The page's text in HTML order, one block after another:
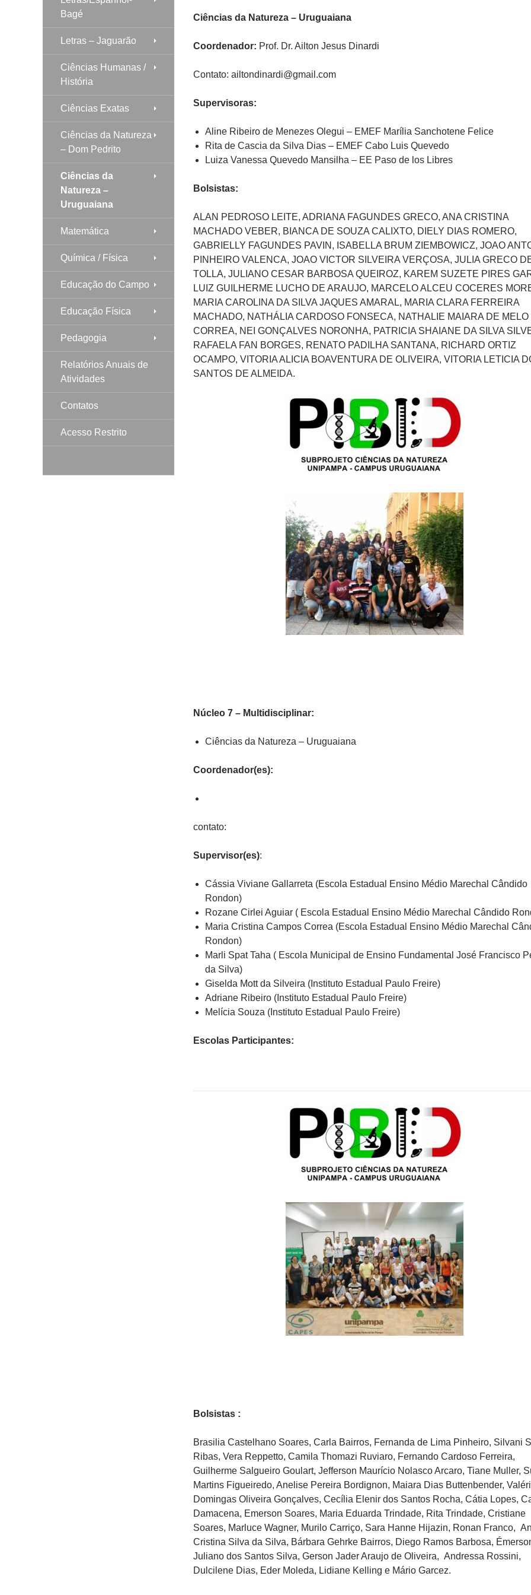
Ciências da Natureza – Uruguaiana
Coordenador: Prof. Dr. Ailton Jesus Dinardi
Contato: ailtondinardi@gmail.com
Supervisoras:
Aline Ribeiro de Menezes Olegui – EMEF Marília Sanchotene Felice
Rita de Cascia da Silva Dias – EMEF Cabo Luis Quevedo
Luiza Vanessa Quevedo Mansilha – EE Paso de los Libres
Bolsistas:
ALAN PEDROSO LEITE, ADRIANA FAGUNDES GRECO, ANA CRISTINA
MACHADO VEBER, BIANCA DE SOUZA CALIXTO, DIELY DIAS ROMERO,
GABRIELLY FAGUNDES PAVIN, ISABELLA BRUM ZIEMBOWICZ, JOAO
PINHEIRO VALENCA, JOAO VICTOR SILVEIRA VERÇOSA, JULIA GRECO
TOLLA, JULIANO CESAR BARBOSA QUEIROZ, KAREM SUZETE PIRES
LUIZ GUILHERME LUCHO DE ARAUJO, MARCELO ALCEU COCERES
MARIA CAROLINA DA SILVA JAQUES AMARAL, MARIA CLARA FERREIRA
MACHADO, NATHÁLIA CARDOSO FONSECA, NATHALIE MAIARA DE MELO
CORREA, NEI GONÇALVES NORONHA, PATRICIA SHAIANE DA SILVA
RAFAELA FAN BORGES, RENATO PADILHA SANTANA, RICHARD ORTIZ
OCAMPO, VITORIA ALICIA BOAVENTURA DE OLIVEIRA, VITORIA LETICIA
SANTOS DE ALMEIDA.
Núcleo 7 – Multidisciplinar:
Ciências da Natureza – Uruguaiana
Coordenador(es):
contato:
Supervisor(es):
Cássia Viviane Gallarreta (Escola Estadual Ensino Médio Marechal Cândido
Rondon)
Rozane Cirlei Aguiar ( Escola Estadual Ensino Médio Marechal Cândido
Maria Cristina Campos Correa (Escola Estadual Ensino Médio Marechal
Rondon)
Marli Spat Taha ( Escola Municipal de Ensino Fundamental José Francisco
da Silva)
Giselda Mott da Silveira (Instituto Estadual Paulo Freire)
Adriane Ribeiro (Instituto Estadual Paulo Freire)
Melícia Souza (Instituto Estadual Paulo Freire)
Escolas Participantes:
Bolsistas :
Brasilia Castelhano Soares, Carla Bairros, Fernanda de Lima Pinheiro, Silvani
Ribas, Vera Reppetto, Camila Thomazi Ruviaro, Fernando Cardoso Ferreira,
Guilherme Salgueiro Goulart, Jefferson Maurício Nolasco Arcaro, Tiane Muller,
Martins Figueiredo, Anelise Pereira Bordignon, Maiara Dias Buttenbender,
Domingas Oliveira Gonçalves, Cecília Elenir dos Santos Rocha, Cátia Lopes,
Damacena, Emerson Soares, Maria Eduarda Trindade, Rita Trindade, Cristiane
Soares, Marluce Wagner, Murilo Carriço, Sara Hanne Hijazin, Ronan Franco,
Cristina Silva da Silva, Bárbara Gehrke Bairros, Diego Ramos Barbosa,
Juliano dos Santos Silva, Gerson Jader Araujo de Oliveira, Andressa Rossini,
Dulcilene Dias, Eder Moleda, Lidiane Kelling e Mário Garcez.
Bagé
Letras – Jaguarão
Ciências Humanas /
História
Ciências Exatas
Ciências da Natureza
– Dom Pedrito
Ciências da
Natureza –
Uruguaiana
Matemática
Química / Física
Educação do Campo
Educação Física
Pedagogia
Relatórios Anuais de
Atividades
Contatos
Acesso Restrito